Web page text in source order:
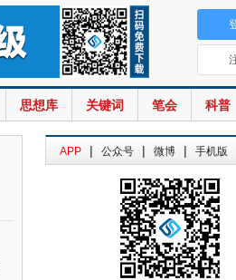
思想库 关键词 笔会 科普
APP | 公众号 | 微博 | 手机版